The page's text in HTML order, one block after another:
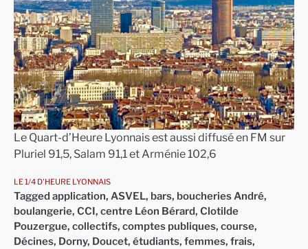
Le Quart-d’Heure Lyonnais est aussi diffusé en FM sur
Pluriel 91,5, Salam 91,1 et Arménie 102,6
LE 1/4 D'HEURE LYONNAIS
Tagged application, ASVEL, bars, boucheries André,
boulangerie, CCI, centre Léon Bérard, Clotilde
Pouzergue, collectifs, comptes publiques, course,
Décines, Dorny, Doucet, étudiants, femmes, frais,